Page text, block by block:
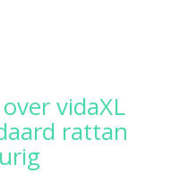
vidaXL
rattan